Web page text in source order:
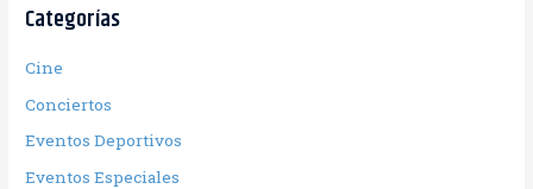
Categorías
Cine
Conciertos
Eventos Deportivos
Eventos Especiales